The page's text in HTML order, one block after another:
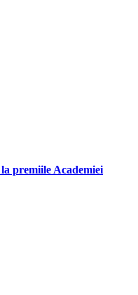
premiile Academiei